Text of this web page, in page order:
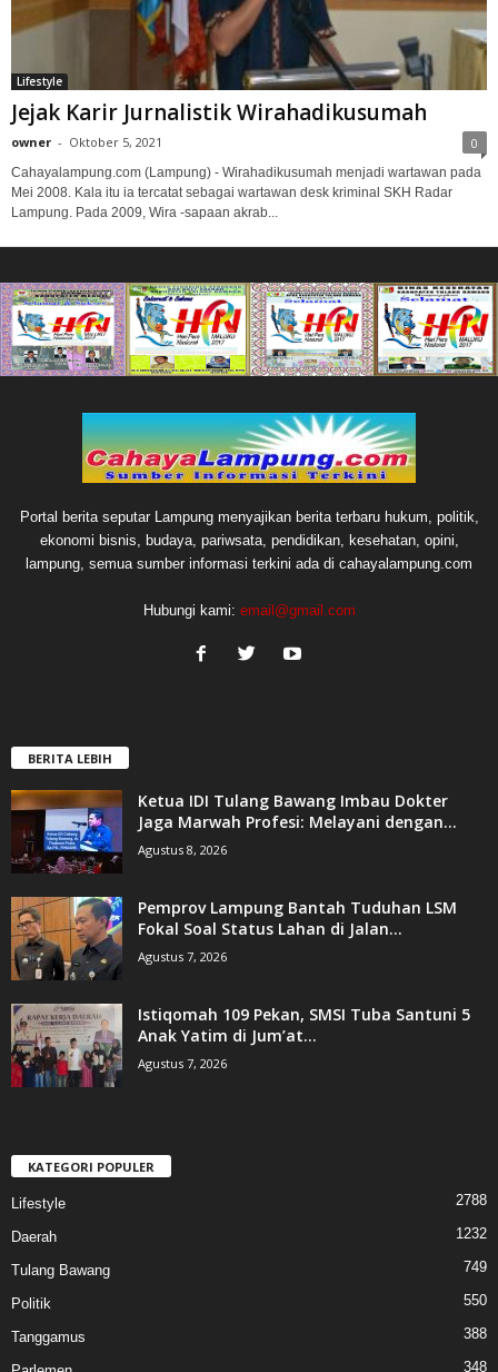
Lifestyle
Jejak Karir Jurnalistik Wirahadikusumah
owner - Oktober 5, 2021 0
Cahayalampung.com (Lampung) - Wirahadikusumah menjadi wartawan pada
Mei 2008. Kala itu ia tercatat sebagai wartawan desk kriminal SKH Radar
Lampung. Pada 2009, Wira -sapaan akrab...
Portal berita seputar Lampung menyajikan berita terbaru hukum, politik,
ekonomi bisnis, budaya, pariwsata, pendidikan, kesehatan, opini,
lampung, semua sumber informasi terkini ada di cahayalampung.com
Hubungi kami: email@gmail.com
BERITA LEBIH
Ketua IDI Tulang Bawang Imbau Dokter
Jaga Marwah Profesi: Melayani dengan...
Agustus 8, 2026
Pemprov Lampung Bantah Tuduhan LSM
Fokal Soal Status Lahan di Jalan...
Agustus 7, 2026
Istiqomah 109 Pekan, SMSI Tuba Santuni 5
Anak Yatim di Jum’at...
Agustus 7, 2026
KATEGORI POPULER
Lifestyle 2788
Daerah 1232
Tulang Bawang 749
Politik 550
Tanggamus 388
348